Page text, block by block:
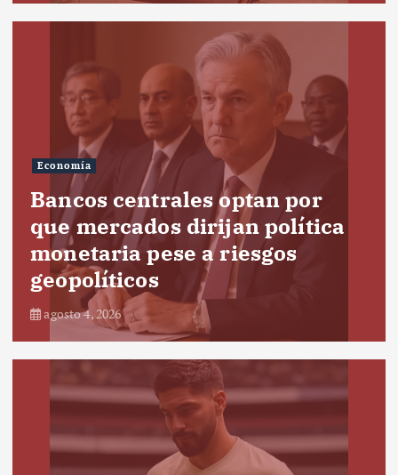
Economía
Bancos centrales optan por
que mercados dirijan política
monetaria pese a riesgos
geopolíticos
agosto 4, 2026